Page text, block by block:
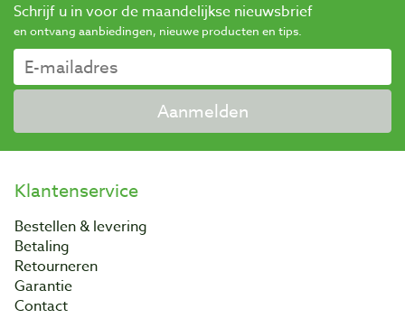
Schrijf u in voor de maandelijkse nieuwsbrief
en ontvang aanbiedingen, nieuwe producten en tips.
Aanmelden
Klantenservice
Bestellen & levering
Betaling
Retourneren
Garantie
Contact